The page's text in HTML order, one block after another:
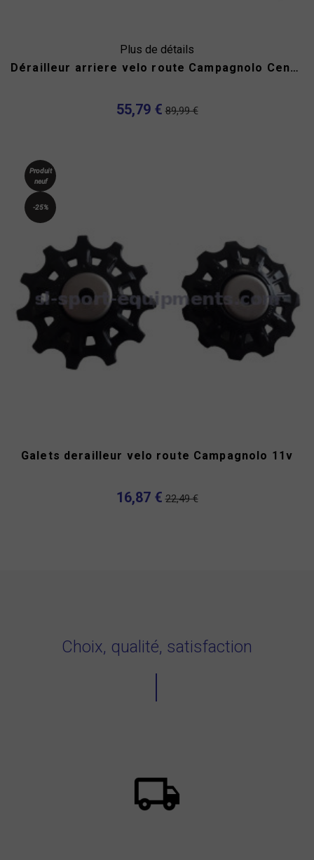
Plus de détails
Dérailleur arriere velo route Campagnolo Centaur 10v...
55,79 € 89,99 €
Produit
neuf
-25%
Galets derailleur velo route Campagnolo 11v
16,87 € 22,49 €
Choix, qualité, satisfaction